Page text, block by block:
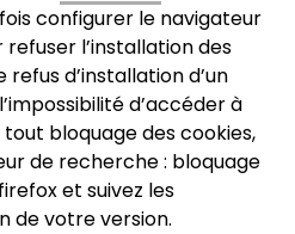
configurer le navigateur
l’installation des
d’installation d’un
d’accéder à
bloquage des cookies,
de recherche : bloquage
et suivez les
de votre version.